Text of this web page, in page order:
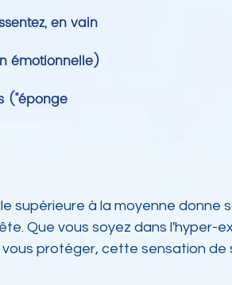
en vain
émotionnelle)
("éponge
supérieure à la moyenne donne
Que vous soyez dans l'hyper-
protéger, cette sensation de